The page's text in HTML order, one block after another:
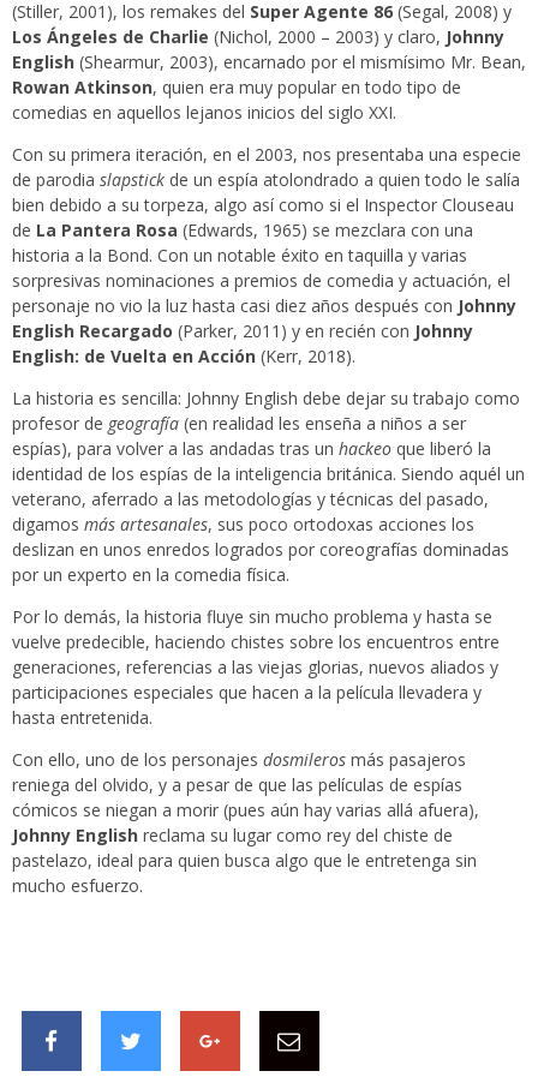
(Stiller, 2001), los remakes del Super Agente 86 (Segal, 2008) y
Los Ángeles de Charlie (Nichol, 2000 – 2003) y claro, Johnny
English (Shearmur, 2003), encarnado por el mismísimo Mr. Bean,
Rowan Atkinson, quien era muy popular en todo tipo de
comedias en aquellos lejanos inicios del siglo XXI.
Con su primera iteración, en el 2003, nos presentaba una especie
de parodia slapstick de un espía atolondrado a quien todo le salía
bien debido a su torpeza, algo así como si el Inspector Clouseau
de La Pantera Rosa (Edwards, 1965) se mezclara con una
historia a la Bond. Con un notable éxito en taquilla y varias
sorpresivas nominaciones a premios de comedia y actuación, el
personaje no vio la luz hasta casi diez años después con Johnny
English Recargado (Parker, 2011) y en recién con Johnny
English: de Vuelta en Acción (Kerr, 2018).
La historia es sencilla: Johnny English debe dejar su trabajo como
profesor de geografía (en realidad les enseña a niños a ser
espías), para volver a las andadas tras un hackeo que liberó la
identidad de los espías de la inteligencia británica. Siendo aquél un
veterano, aferrado a las metodologías y técnicas del pasado,
digamos más artesanales, sus poco ortodoxas acciones los
deslizan en unos enredos logrados por coreografías dominadas
por un experto en la comedia física.
Por lo demás, la historia fluye sin mucho problema y hasta se
vuelve predecible, haciendo chistes sobre los encuentros entre
generaciones, referencias a las viejas glorias, nuevos aliados y
participaciones especiales que hacen a la película llevadera y
hasta entretenida.
Con ello, uno de los personajes dosmileros más pasajeros
reniega del olvido, y a pesar de que las películas de espías
cómicos se niegan a morir (pues aún hay varias allá afuera),
Johnny English reclama su lugar como rey del chiste de
pastelazo, ideal para quien busca algo que le entretenga sin
mucho esfuerzo.